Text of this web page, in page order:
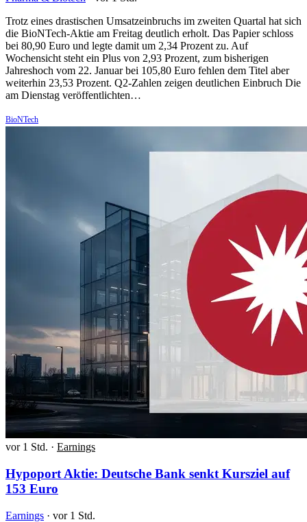
Trotz eines drastischen Umsatzeinbruchs im zweiten Quartal hat sich
die BioNTech-Aktie am Freitag deutlich erholt. Das Papier schloss
bei 80,90 Euro und legte damit um 2,34 Prozent zu. Auf
Wochensicht steht ein Plus von 2,93 Prozent, zum bisherigen
Jahreshoch vom 22. Januar bei 105,80 Euro fehlen dem Titel aber
weiterhin 23,53 Prozent. Q2-Zahlen zeigen deutlichen Einbruch Die
am Dienstag veröffentlichten…
BioNTech
vor 1 Std. · Earnings
Hypoport Aktie: Deutsche Bank senkt Kursziel auf
153 Euro
Earnings · vor 1 Std.